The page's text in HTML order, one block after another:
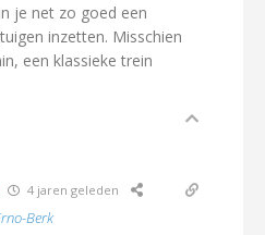
je net zo goed een
inzetten. Misschien
een klassieke trein
4 jaren geleden
Berk